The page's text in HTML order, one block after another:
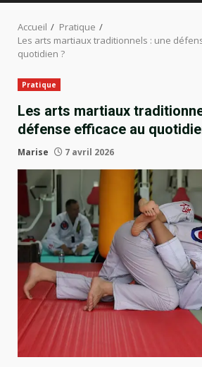
Accueil
Pratique
Les arts martiaux traditionnels : une
quotidien ?
Pratique
Les arts martiaux
défense efficace au
Marise 7 avril 2026